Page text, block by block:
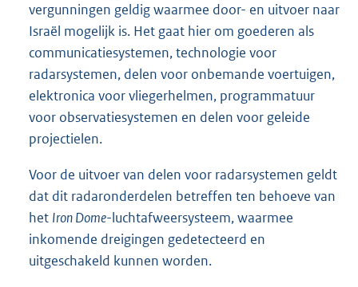
vergunningen geldig waarmee door- en uitvoer naar
Israël mogelijk is. Het gaat hier om goederen als
communicatiesystemen, technologie voor
radarsystemen, delen voor onbemande voertuigen,
elektronica voor vliegerhelmen, programmatuur
voor observatiesystemen en delen voor geleide
projectielen.
Voor de uitvoer van delen voor radarsystemen geldt
dat dit radaronderdelen betreffen ten behoeve van
het Iron Dome-luchtafweersysteem, waarmee
inkomende dreigingen gedetecteerd en
uitgeschakeld kunnen worden.